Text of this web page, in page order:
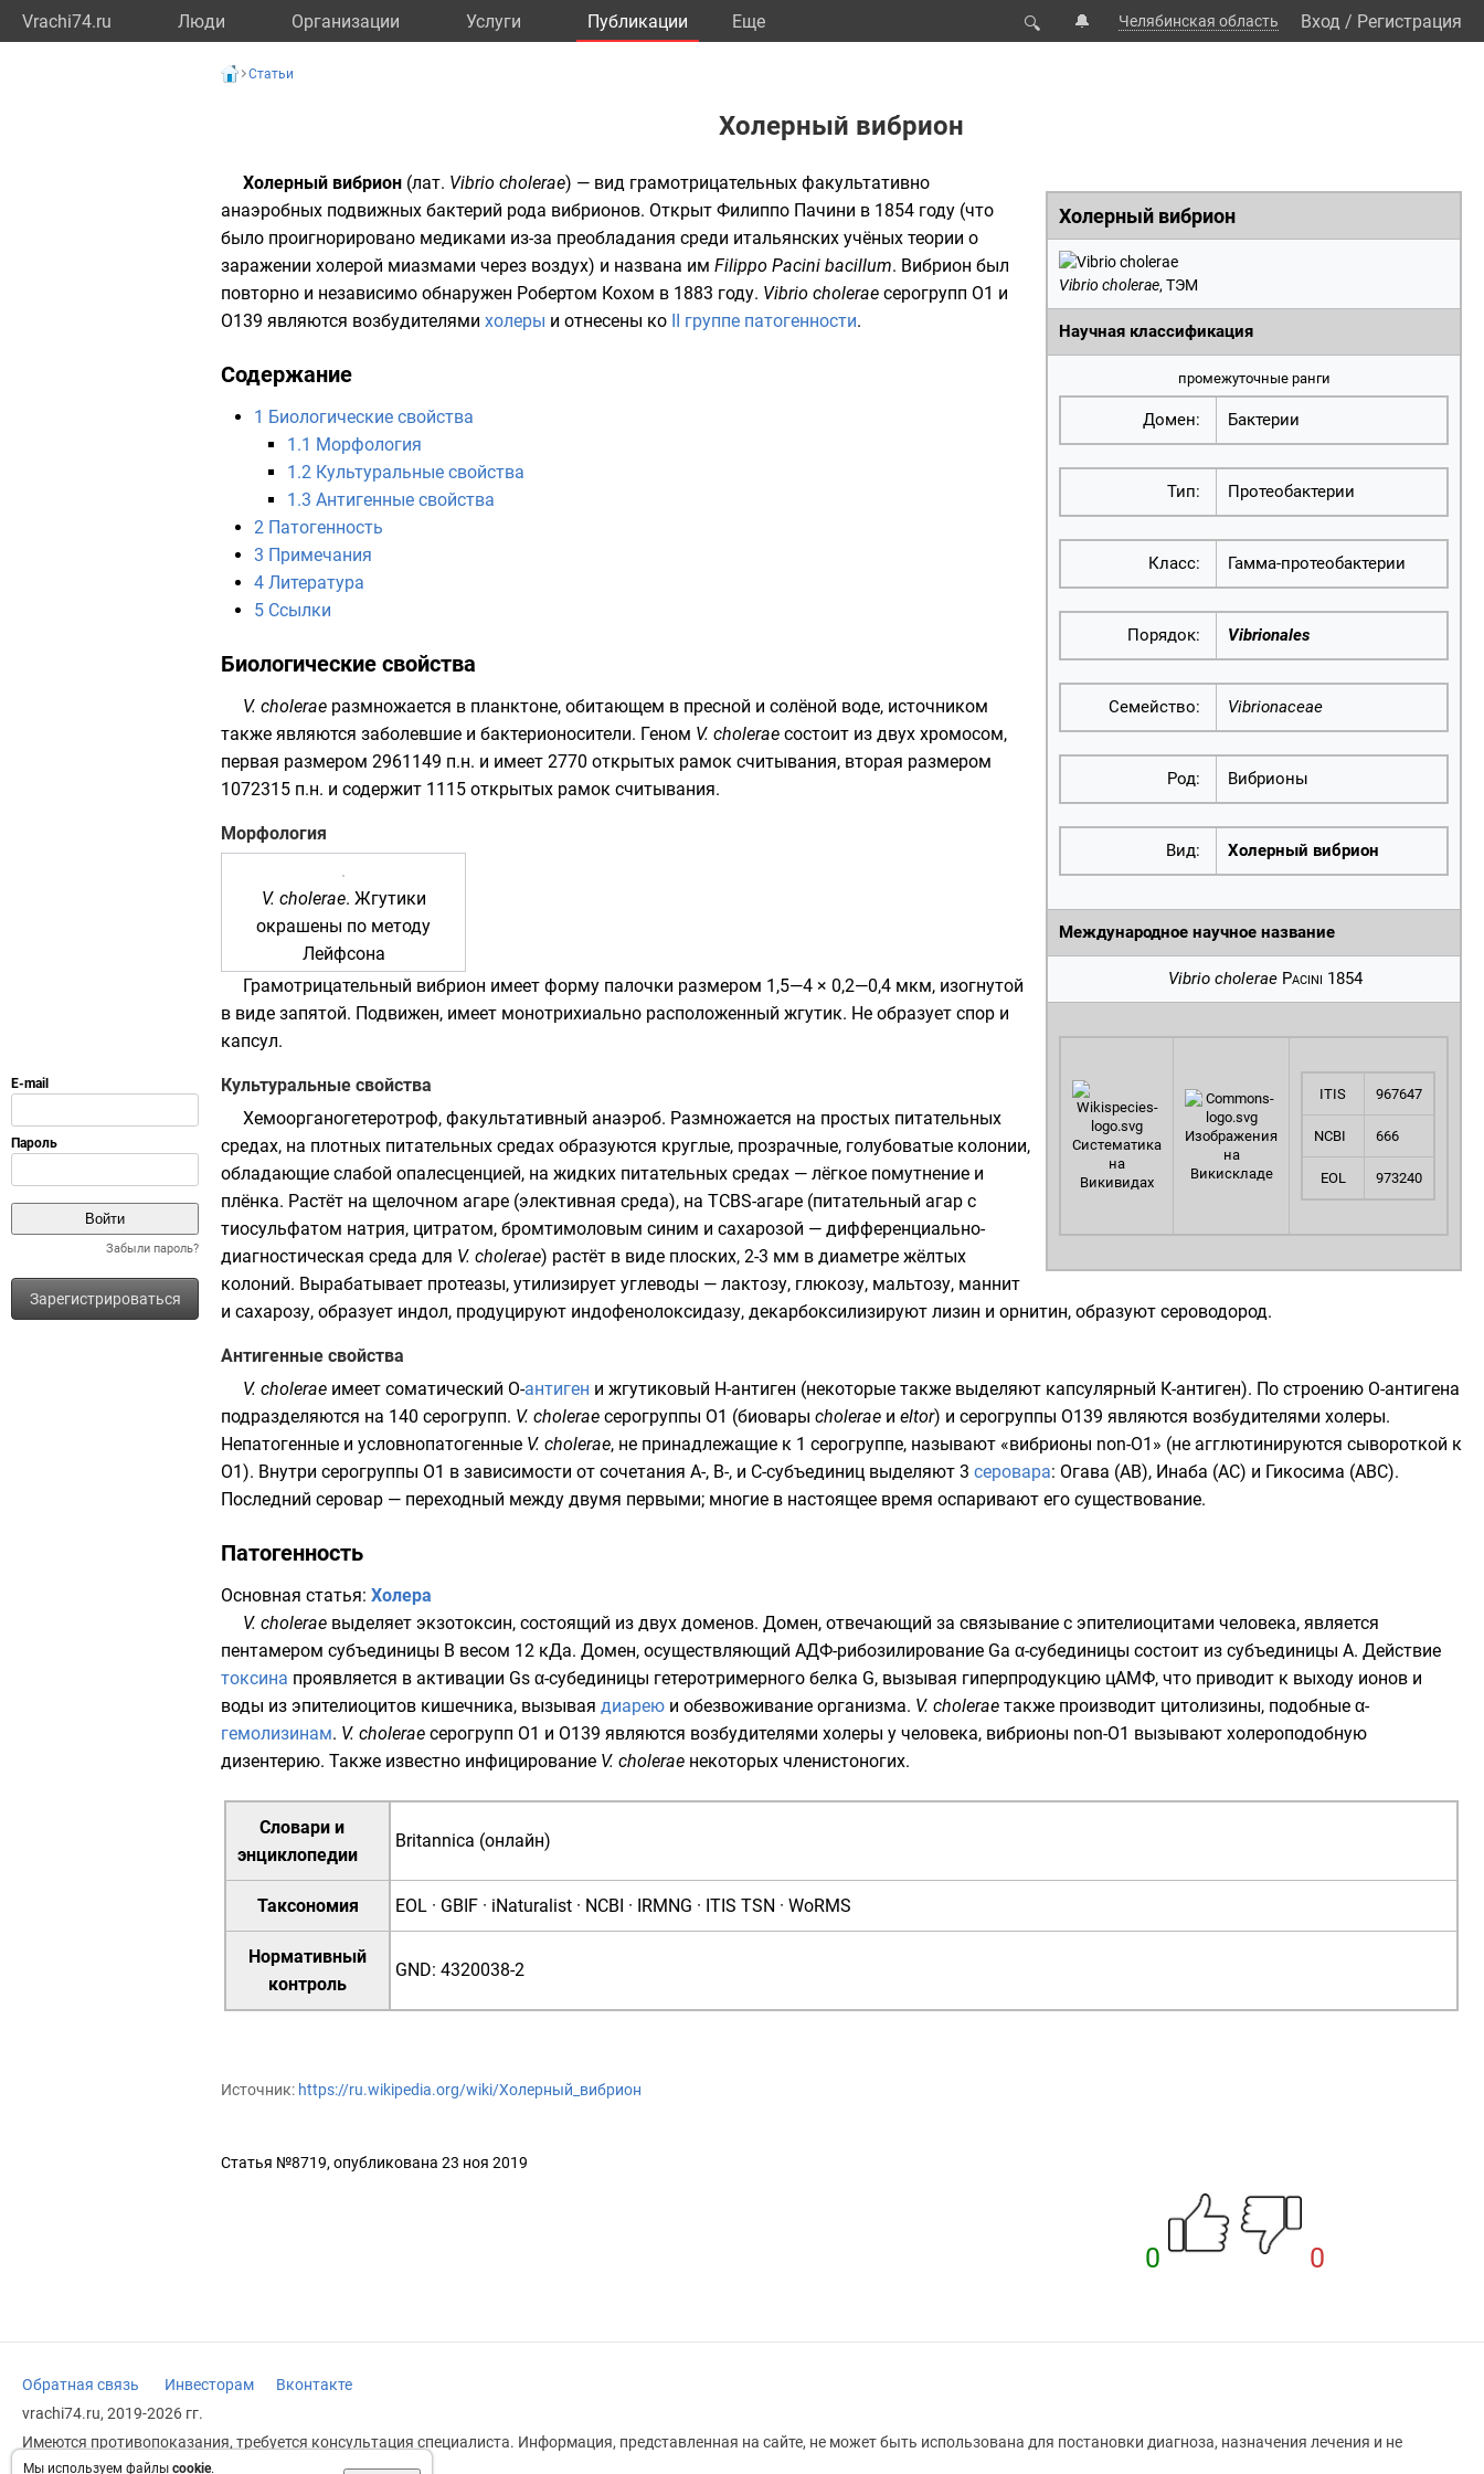
Vrachi74.ru Люди Организации Услуги Публикации Eще 🔍 🔔 Челябинская область Вход / Регистрация
Забыли пароль?
Зарегистрироваться
Мы используем файлы cookie.
Статьи
Холерный вибрион
Холерный вибрион
Vibrio cholerae, ТЭМ
Научная классификация
промежуточные ранги
Домен: Бактерии
Тип: Протеобактерии
Класс: Гамма-протеобактерии
Порядок: Vibrionales
Семейство: Vibrionaceae
Род: Вибрионы
Вид: Холерный вибрион
Международное научное название
Vibrio cholerae Pacini 1854
Систематика
на
Викивидах
Изображения
на
Викискладе
ITIS 967647
NCBI 666
EOL 973240
Холерный вибрион (лат. Vibrio cholerae) — вид грамотрицательных факультативно
анаэробных подвижных бактерий рода вибрионов. Открыт Филиппо Пачини в 1854 году (что
было проигнорировано медиками из-за преобладания среди итальянских учёных теории о
заражении холерой миазмами через воздух) и названа им Filippo Pacini bacillum. Вибрион был
повторно и независимо обнаружен Робертом Кохом в 1883 году. Vibrio cholerae серогрупп О1 и
О139 являются возбудителями холеры и отнесены ко II группе патогенности.
Содержание
1 Биологические свойства
1.1 Морфология
1.2 Культуральные свойства
1.3 Антигенные свойства
2 Патогенность
3 Примечания
4 Литература
5 Ссылки
Биологические свойства
V. cholerae размножается в планктоне, обитающем в пресной и солёной воде, источником
также являются заболевшие и бактерионосители. Геном V. cholerae состоит из двух хромосом,
первая размером 2961149 п.н. и имеет 2770 открытых рамок считывания, вторая размером
1072315 п.н. и содержит 1115 открытых рамок считывания.
Морфология
V. cholerae. Жгутики
окрашены по методу
Лейфсона
Грамотрицательный вибрион имеет форму палочки размером 1,5—4 × 0,2—0,4 мкм, изогнутой
в виде запятой. Подвижен, имеет монотрихиально расположенный жгутик. Не образует спор и
капсул.
Культуральные свойства
Хемоорганогетеротроф, факультативный анаэроб. Размножается на простых питательных
средах, на плотных питательных средах образуются круглые, прозрачные, голубоватые колонии,
обладающие слабой опалесценцией, на жидких питательных средах — лёгкое помутнение и
плёнка. Растёт на щелочном агаре (элективная среда), на TCBS-агаре (питательный агар с
тиосульфатом натрия, цитратом, бромтимоловым синим и сахарозой — дифференциально-
диагностическая среда для V. cholerae) растёт в виде плоских, 2-3 мм в диаметре жёлтых
колоний. Вырабатывает протеазы, утилизирует углеводы — лактозу, глюкозу, мальтозу, маннит
и сахарозу, образует индол, продуцируют индофенолоксидазу, декарбоксилизируют лизин и орнитин, образуют сероводород.
Антигенные свойства
V. cholerae имеет соматический О-антиген и жгутиковый H-антиген (некоторые также выделяют капсулярный К-антиген). По строению О-антигена
подразделяются на 140 серогрупп. V. cholerae серогруппы О1 (биовары cholerae и eltor) и серогруппы О139 являются возбудителями холеры.
Непатогенные и условнопатогенные V. cholerae, не принадлежащие к 1 серогруппе, называют «вибрионы non-O1» (не агглютинируются сывороткой к
О1). Внутри серогруппы О1 в зависимости от сочетания А-, В-, и С-субъединиц выделяют 3 серовара: Огава (АВ), Инаба (АС) и Гикосима (АВС).
Последний серовар — переходный между двумя первыми; многие в настоящее время оспаривают его существование.
Патогенность
Основная статья: Холера
V. cholerae выделяет экзотоксин, состоящий из двух доменов. Домен, отвечающий за связывание с эпителиоцитами человека, является
пентамером субъединицы В весом 12 кДа. Домен, осуществляющий АДФ-рибозилирование Ga α-субединицы состоит из субъединицы А. Действие
токсина проявляется в активации Gs α-субединицы гетеротримерного белка G, вызывая гиперпродукцию цАМФ, что приводит к выходу ионов и
воды из эпителиоцитов кишечника, вызывая диарею и обезвоживание организма. V. cholerae также производит цитолизины, подобные α-
гемолизинам. V. cholerae серогрупп О1 и О139 являются возбудителями холеры у человека, вибрионы non-O1 вызывают холероподобную
дизентерию. Также известно инфицирование V. cholerae некоторых членистоногих.
Словари и
энциклопедии
Britannica (онлайн)
Таксономия EOL · GBIF · iNaturalist · NCBI · IRMNG · ITIS TSN · WoRMS
Нормативный
контроль
GND: 4320038-2
Источник: https://ru.wikipedia.org/wiki/Холерный_вибрион
Статья №8719, опубликована 23 ноя 2019
0 0
Обратная связь Инвесторам
Вконтакте
vrachi74.ru, 2019-2026 гг.
Имеются противопоказания, требуется консультация специалиста. Информация, представленная на сайте, не может быть использована для постановки диагноза, назначения лечения и не
заменяет прием врача.